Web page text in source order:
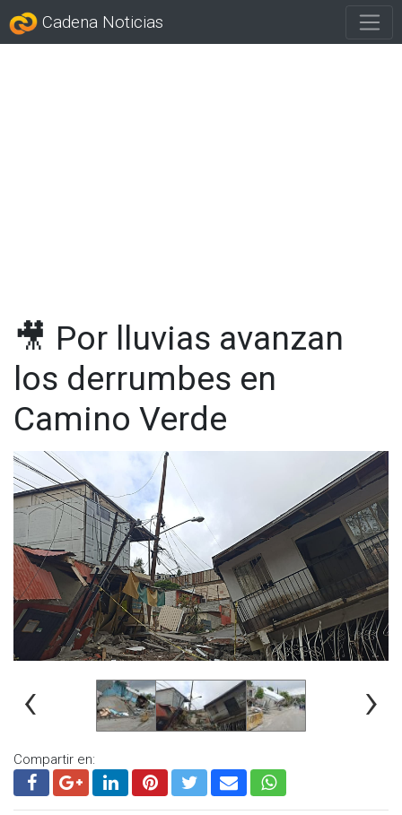
Cadena Noticias
🎥 Por lluvias avanzan
los derrumbes en
Camino Verde
‹ ›
Compartir en: